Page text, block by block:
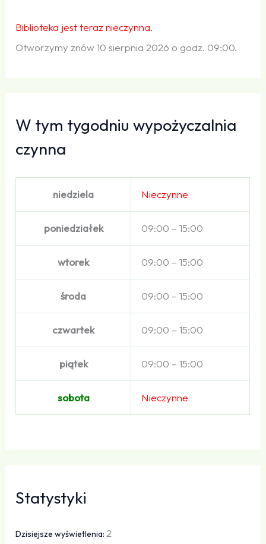
Biblioteka jest teraz nieczynna.
Otworzymy znów 10 sierpnia 2026 o godz. 09:00.
W tym tygodniu wypożyczalnia
czynna
niedziela Nieczynne
poniedziałek 09:00 – 15:00
wtorek 09:00 – 15:00
środa 09:00 – 15:00
czwartek 09:00 – 15:00
piątek 09:00 – 15:00
sobota Nieczynne
Statystyki
Dzisiejsze wyświetlenia:2